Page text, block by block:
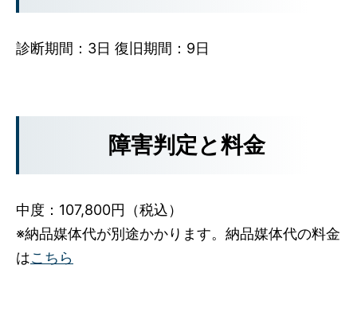
診断期間：3日 復旧期間：9日
障害判定と料金
中度：107,800円（税込）
※納品媒体代が別途かかります。納品媒体代の料金
はこちら